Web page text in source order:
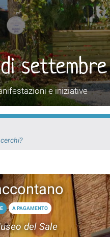
settembre
e iniziative
A PAGAMENTO
del Sale